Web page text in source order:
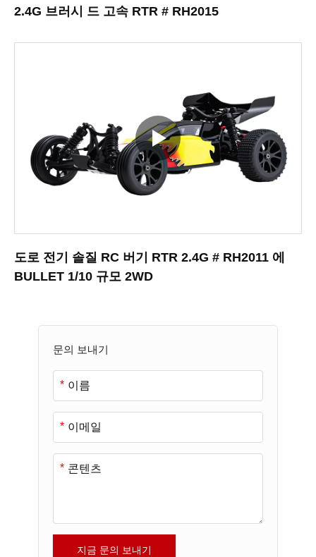
문의 보내기
*
*
*
지금 문의 보내기
2.4G 브러시 드 고속 RTR # RH2015
도로 전기 솔질 RC 버기 RTR 2.4G # RH2011 에
BULLET 1/10 규모 2WD